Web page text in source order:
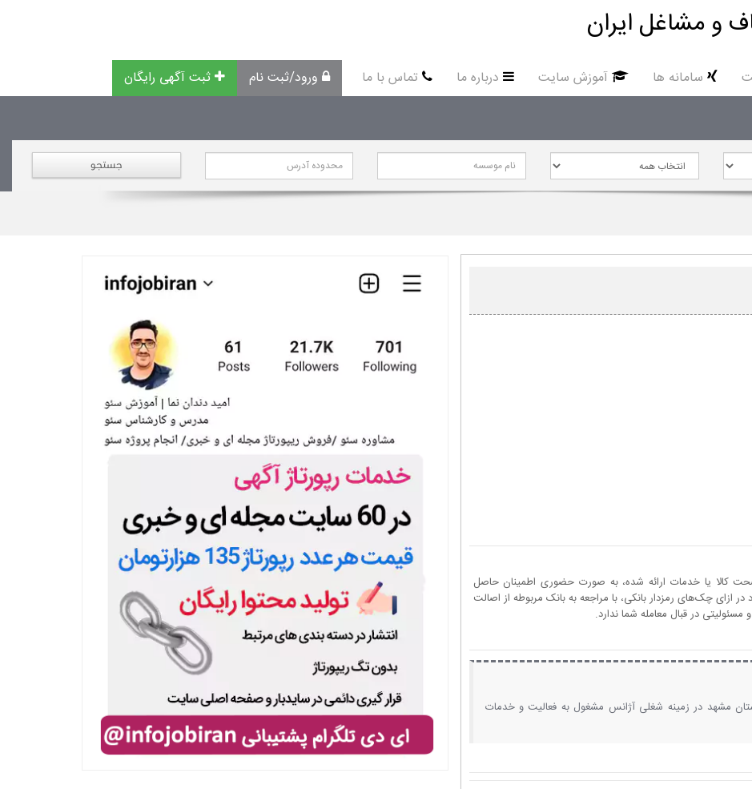
و مشاغل ایران
سامانه ها آموزش سایت درباره ما تماس با ما ورود/ثبت نام ثبت آگهی رایگان
جستجو
کالا یا خدمات ارائه شده، به صورت حضوری اطمینان حاصل
ازای چک‌های رمزدار بانکی، با مراجعه به بانک مربوطه از اصالت
در قبال معامله شما ندارد.
مشهد در زمینه شغلی آژانس مشغول به فعالیت و خدمات